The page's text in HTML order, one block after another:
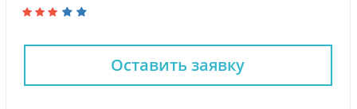
Оставить заявку